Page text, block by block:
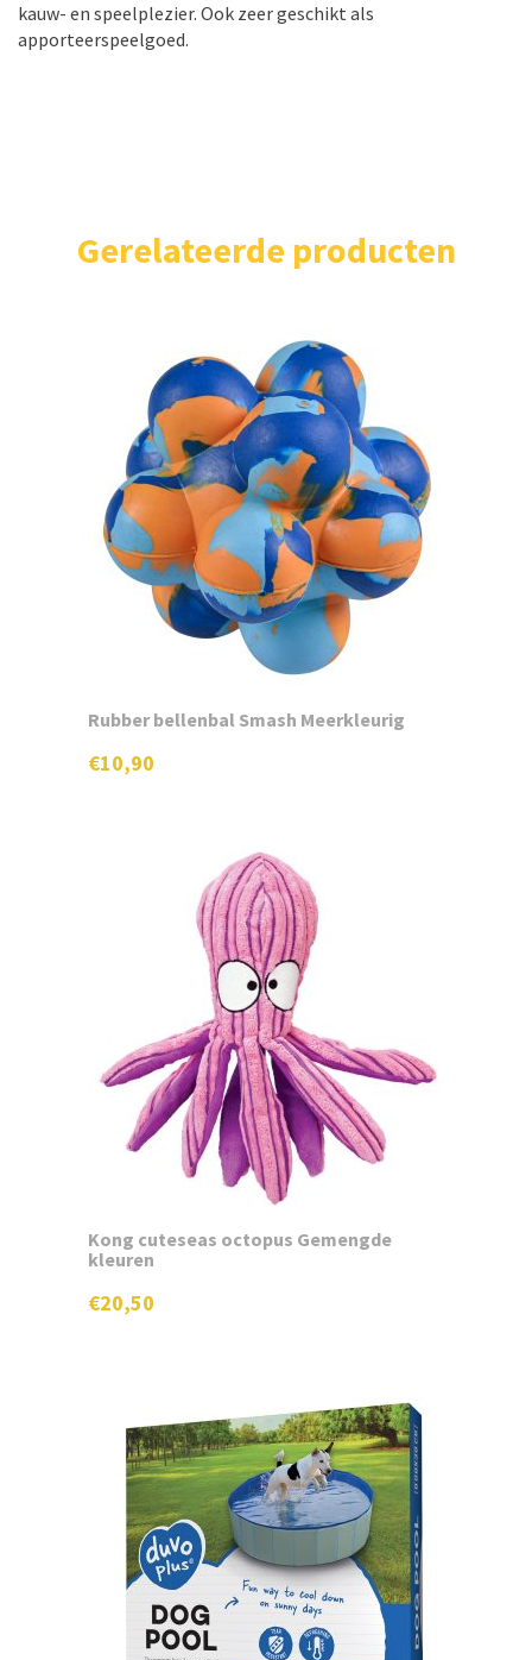
Home
Shop
Gratis staal
Contact
kauw- en speelplezier. Ook zeer geschikt als
apporteerspeelgoed.
Gerelateerde producten
Rubber bellenbal Smash Meerkleurig
€10,90
Kong cuteseas octopus Gemengde
kleuren
€20,50